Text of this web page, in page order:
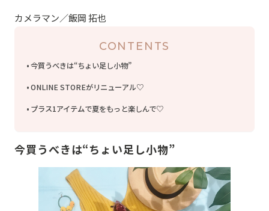
カメラマン／飯岡 拓也
CONTENTS
今買うべきは“ちょい足し小物”
ONLINE STOREがリニューアル♡
プラス1アイテムで夏をもっと楽しんで♡
今買うべきは“ちょい足し小物”